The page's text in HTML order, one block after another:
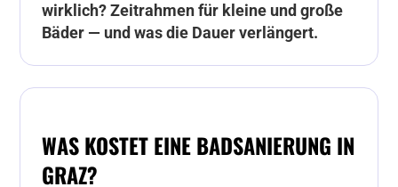
wirklich? Zeitrahmen für kleine und große
Bäder — und was die Dauer verlängert.
WAS KOSTET EINE BADSANIERUNG IN
GRAZ?